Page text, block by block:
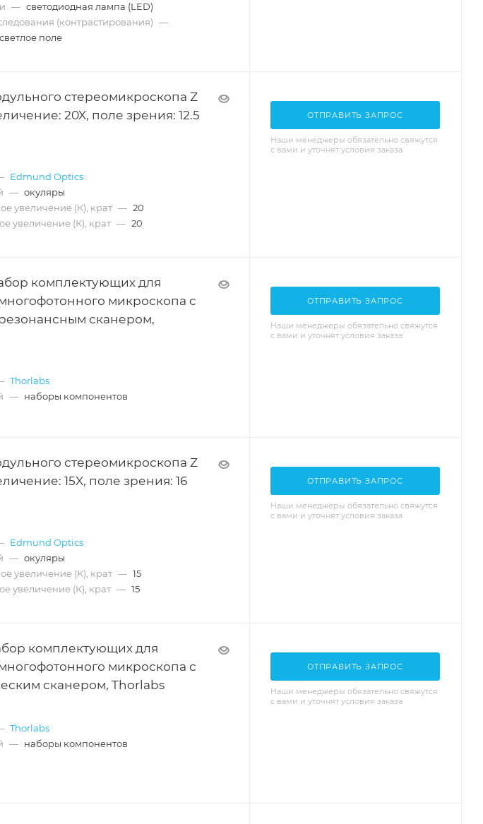
— светодиодная лампа (LED)
(контрастирования) —
поле
стереомикроскопа Z
20X, поле зрения: 12.5
Edmund Optics
— окуляры
увеличение (К), крат — 20
увеличение (К), крат — 20
ОТПРАВИТЬ ЗАПРОС
Наши менеджеры обязательно свяжутся
с вами и уточнят условия заказа
комплектующих для
микроскопа с
сканером,
Thorlabs
— наборы компонентов
ОТПРАВИТЬ ЗАПРОС
Наши менеджеры обязательно свяжутся
с вами и уточнят условия заказа
стереомикроскопа Z
15X, поле зрения: 16
Edmund Optics
— окуляры
увеличение (К), крат — 15
увеличение (К), крат — 15
ОТПРАВИТЬ ЗАПРОС
Наши менеджеры обязательно свяжутся
с вами и уточнят условия заказа
комплектующих для
микроскопа с
сканером, Thorlabs
Thorlabs
— наборы компонентов
ОТПРАВИТЬ ЗАПРОС
Наши менеджеры обязательно свяжутся
с вами и уточнят условия заказа